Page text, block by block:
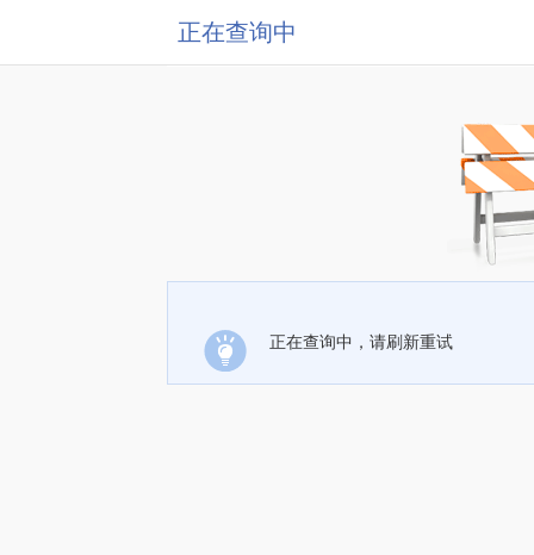
正在查询中
正在查询中，请刷新重试